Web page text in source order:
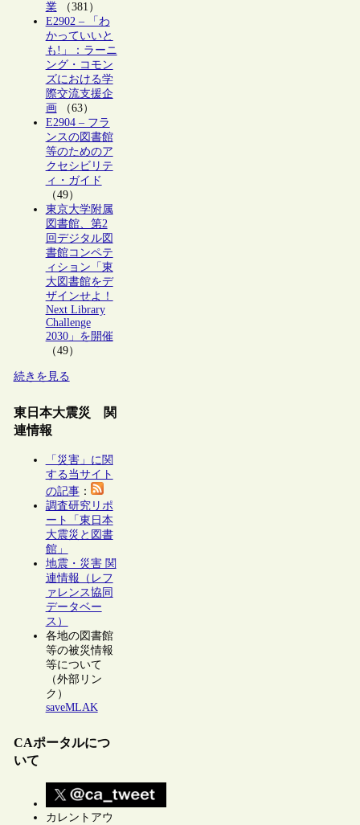
業（381）
E2902 – 「わ
かっていいと
も!」：ラーニ
ング・コモン
ズにおける学
際交流支援企
画 （63）
E2904 – フラ
ンスの図書館
等のためのア
クセシビリテ
ィ・ガイド
（49）
東京大学附属
図書館、第2
回デジタル図
書館コンペテ
ィション「東
大図書館をデ
ザインせよ！
Next Library
Challenge
2030」を開催
（49）
続きを見る
東日本大震災 関
連情報
「災害」に関
する当サイト
の記事：
調査研究リポ
ート「東日本
大震災と図書
館」
地震・災害 関
連情報（レフ
ァレンス協同
データベー
ス）
各地の図書館
等の被災情報
等について
（外部リン
ク）
saveMLAK
CAポータルにつ
いて
カレントアウ